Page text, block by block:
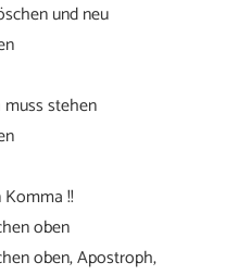
und neu
stehen
!!
oben
oben, Apostroph,